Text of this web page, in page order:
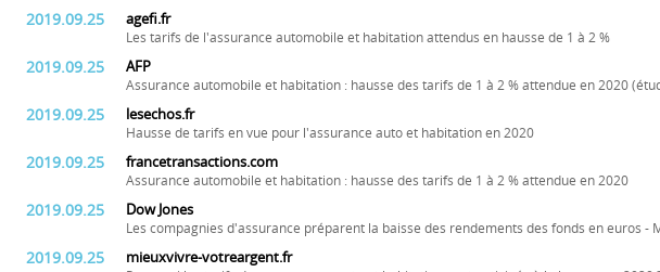
2019.09.25 agefi.fr
Les tarifs de l'assurance automobile et habitation attendus en hausse de 1 à 2 %
2019.09.25 AFP
Assurance automobile et habitation : hausse des tarifs de 1 à 2 % attendue en 2020
2019.09.25 lesechos.fr
Hausse de tarifs en vue pour l'assurance auto et habitation en 2020
2019.09.25 francetransactions.com
Assurance automobile et habitation : hausse des tarifs de 1 à 2 % attendue en 2020
2019.09.25 Dow Jones
Les compagnies d'assurance préparent la baisse des rendements des fonds en euros -
2019.09.25 mieuxvivre-votreargent.fr